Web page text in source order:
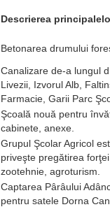
Descrierea
Betonarea drumului
Canalizare de-a lungul
Livezii, Izvorul Alb,
Farmacie, Garii Parc
Şcoală nouă pentru
cabinete, anexe.
Grupul Şcolar Agricol
priveşte pregătirea
zootehnie, agroturism.
Captarea Pârâului
pentru satele Dorna